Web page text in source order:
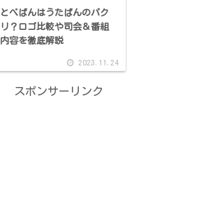
とべばんはうたばんのパク
リ？ロゴ比較や司会＆番組
内容を徹底解説
2023.11.24
スポンサーリンク